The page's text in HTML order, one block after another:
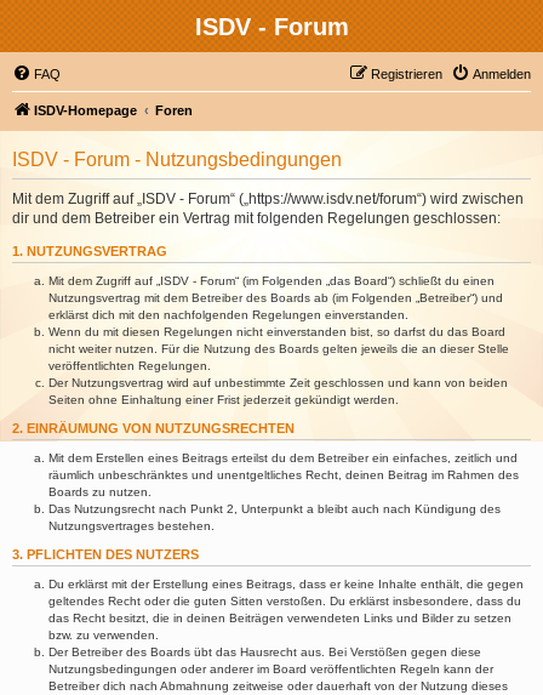
ISDV - Forum
FAQ Anmelden
Registrieren
ISDV-Homepage Foren
ISDV - Forum - Nutzungsbedingungen
Mit dem Zugriff auf „ISDV - Forum“ („https://www.isdv.net/forum“) wird zwischen
dir und dem Betreiber ein Vertrag mit folgenden Regelungen geschlossen:
1. NUTZUNGSVERTRAG
Mit dem Zugriff auf „ISDV - Forum“ (im Folgenden „das Board“) schließt du einen
Nutzungsvertrag mit dem Betreiber des Boards ab (im Folgenden „Betreiber“) und
erklärst dich mit den nachfolgenden Regelungen einverstanden.
Wenn du mit diesen Regelungen nicht einverstanden bist, so darfst du das Board
nicht weiter nutzen. Für die Nutzung des Boards gelten jeweils die an dieser Stelle
veröffentlichten Regelungen.
Der Nutzungsvertrag wird auf unbestimmte Zeit geschlossen und kann von beiden
Seiten ohne Einhaltung einer Frist jederzeit gekündigt werden.
2. EINRÄUMUNG VON NUTZUNGSRECHTEN
Mit dem Erstellen eines Beitrags erteilst du dem Betreiber ein einfaches, zeitlich und
räumlich unbeschränktes und unentgeltliches Recht, deinen Beitrag im Rahmen des
Boards zu nutzen.
Das Nutzungsrecht nach Punkt 2, Unterpunkt a bleibt auch nach Kündigung des
Nutzungsvertrages bestehen.
3. PFLICHTEN DES NUTZERS
Du erklärst mit der Erstellung eines Beitrags, dass er keine Inhalte enthält, die gegen
geltendes Recht oder die guten Sitten verstoßen. Du erklärst insbesondere, dass du
das Recht besitzt, die in deinen Beiträgen verwendeten Links und Bilder zu setzen
bzw. zu verwenden.
Der Betreiber des Boards übt das Hausrecht aus. Bei Verstößen gegen diese
Nutzungsbedingungen oder anderer im Board veröffentlichten Regeln kann der
Betreiber dich nach Abmahnung zeitweise oder dauerhaft von der Nutzung dieses